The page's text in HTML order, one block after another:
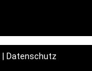
| Datenschutz